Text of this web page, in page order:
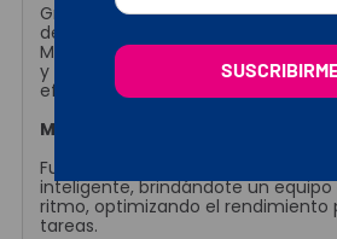
Gracias a HiOS basado en Android
de herramientas como Smart
Modo Niños y Modo Juego.
y Microinteligencia, tu experiencia
eficiente y personalizada.
Máxima eficiencia
Fusiona memoria y aplicaciones de
inteligente, brindándote un
ritmo, optimizando el rendimiento
tareas.